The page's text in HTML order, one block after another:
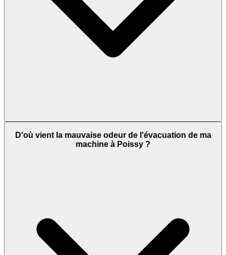
D'où vient la mauvaise odeur de l'évacuation de ma
machine à Poissy ?